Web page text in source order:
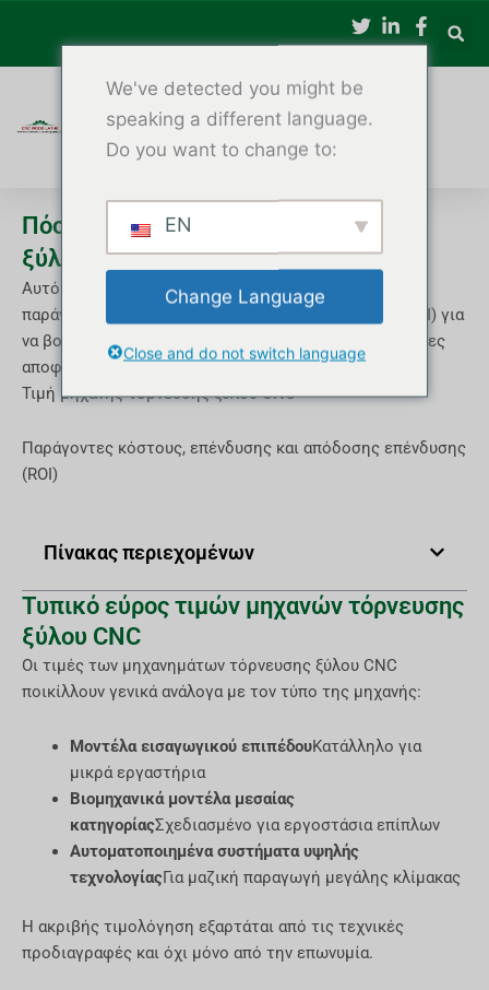
περιεχόμενο
Πόσο κοστίζει μια μηχανή τόρνευσης
ξύλου CNC;
Αυτό το άρθρο εξηγεί τα εύρη τιμών, τους βασικούς
παράγοντες κόστους και την απόδοση επένδυσης (ROI) για
να βοηθήσει τους κατασκευαστές να λαμβάνουν έξυπνες
αποφάσεις αγοράς.
Τιμή μηχανής τόρνευσης ξύλου CNC
Παράγοντες κόστους, επένδυσης και απόδοσης επένδυσης
(ROI)
Πίνακας περιεχομένων
Τυπικό εύρος τιμών μηχανών τόρνευσης
ξύλου CNC
Οι τιμές των μηχανημάτων τόρνευσης ξύλου CNC
ποικίλλουν γενικά ανάλογα με τον τύπο της μηχανής:
Μοντέλα εισαγωγικού επιπέδουΚατάλληλο για
μικρά εργαστήρια
Βιομηχανικά μοντέλα μεσαίας
κατηγορίαςΣχεδιασμένο για εργοστάσια επίπλων
Αυτοματοποιημένα συστήματα υψηλής
τεχνολογίαςΓια μαζική παραγωγή μεγάλης κλίμακας
Η ακριβής τιμολόγηση εξαρτάται από τις τεχνικές
προδιαγραφές και όχι μόνο από την επωνυμία.
We've detected you might be
speaking a different language.
Do you want to change to:
EN
Change Language
Close and do not switch language